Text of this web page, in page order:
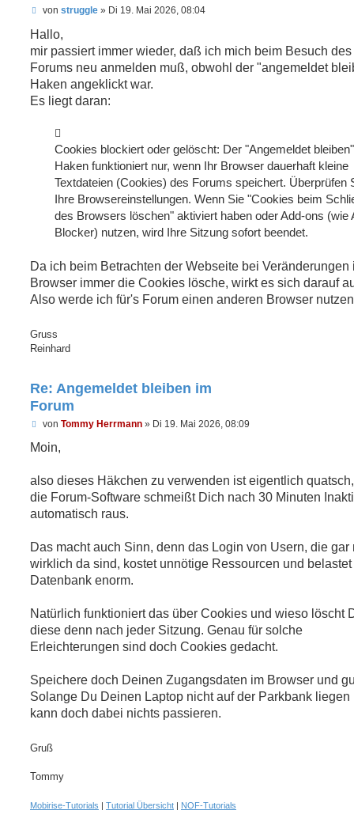
U
g
l
e
e
n
von struggle» Di 19. Mai 2026, 08:04
Hallo,
mir passiert immer wieder, daß ich mich beim Besuch des
Forums neu anmelden muß, obwohl der "angemeldet
Haken angeklickt war.
Es liegt daran:
Cookies blockiert oder gelöscht: Der "Angemeldet
Haken funktioniert nur, wenn Ihr Browser dauerhaft kleine
Textdateien (Cookies) des Forums speichert. Überprüfen
Ihre Browsereinstellungen. Wenn Sie "Cookies beim
des Browsers löschen" aktiviert haben oder Add-ons (wie
Blocker) nutzen, wird Ihre Sitzung sofort beendet.
Da ich beim Betrachten der Webseite bei Veränderungen
Browser immer die Cookies lösche, wirkt es sich darauf
Also werde ich für's Forum einen anderen Browser
Gruss
Reinhard
Re: Angemeldet bleiben im
Forum
U
g
e
s
e
n
B
e
i
t
g
von Tommy Herrmann» Di 19. Mai 2026, 08:09
Moin,
also dieses Häkchen zu verwenden ist eigentlich
die Forum-Software schmeißt Dich nach 30 Minuten
automatisch raus.
Das macht auch Sinn, denn das Login von Usern, die gar
wirklich da sind, kostet unnötige Ressourcen und
Datenbank enorm.
Natürlich funktioniert das über Cookies und wieso löscht
diese denn nach jeder Sitzung. Genau für solche
Erleichterungen sind doch Cookies gedacht.
Speichere doch Deinen Zugangsdaten im Browser und
Solange Du Deinen Laptop nicht auf der Parkbank liegen
kann doch dabei nichts passieren.
Gruß
Tommy
Mobirise-Tutorials | Tutorial Übersicht | NOF-Tutorials